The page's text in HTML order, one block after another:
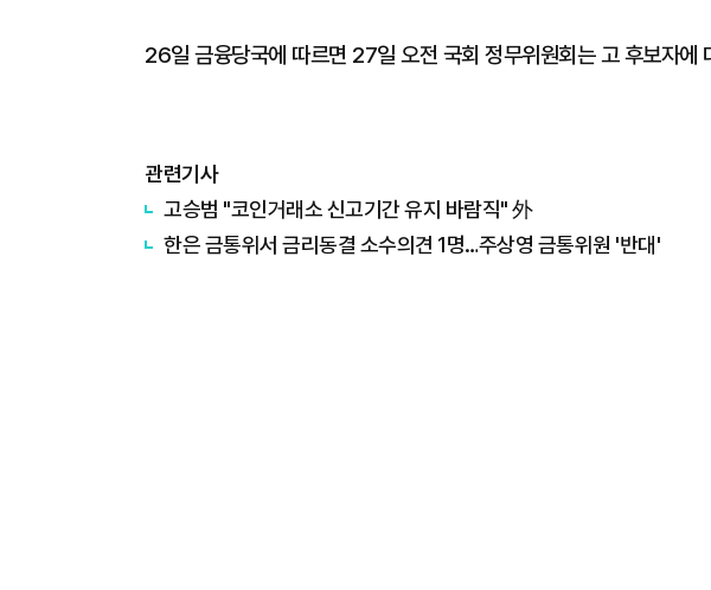
26일 금융당국에 따르면 27일 오전 국회 정무위원회는 고 후보자에
관련기사
고승범 "코인거래소 신고기간 유지 바람직" 外
한은 금통위서 금리동결 소수의견 1명…주상영 금통위원 '반대'